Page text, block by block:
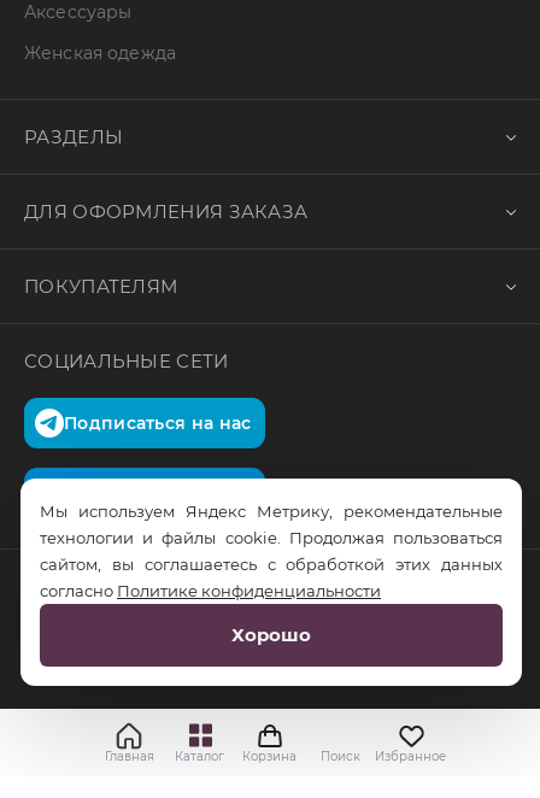
Аксессуары
Женская одежда
РАЗДЕЛЫ
ДЛЯ ОФОРМЛЕНИЯ ЗАКАЗА
ПОКУПАТЕЛЯМ
СОЦИАЛЬНЫЕ СЕТИ
Подписаться на нас
© RusTrus. 2011-2026. Все права защищены
RS Digital
Главная Каталог Корзина Поиск Избранное
Мы используем Яндекс Метрику, рекомендательные
технологии и файлы cookie. Продолжая пользоваться
сайтом, вы соглашаетесь с обработкой этих данных
согласно Политике конфиденциальности
Хорошо